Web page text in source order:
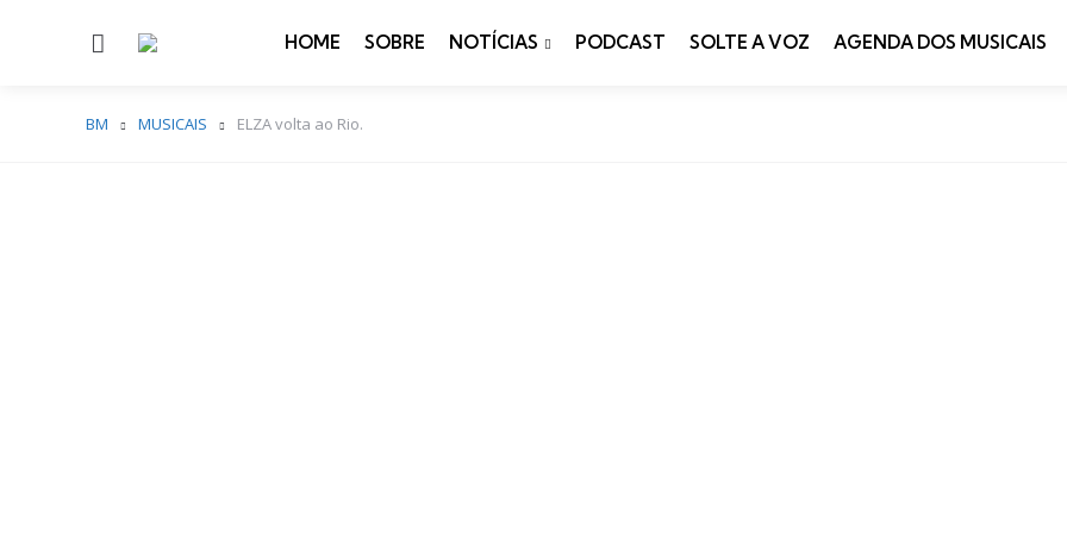
Menu HOME SOBRE NOTÍCIAS PODCAST SOLTE A VOZ AGENDA DOS MUSICAIS
BM MUSICAIS ELZA volta ao Rio.